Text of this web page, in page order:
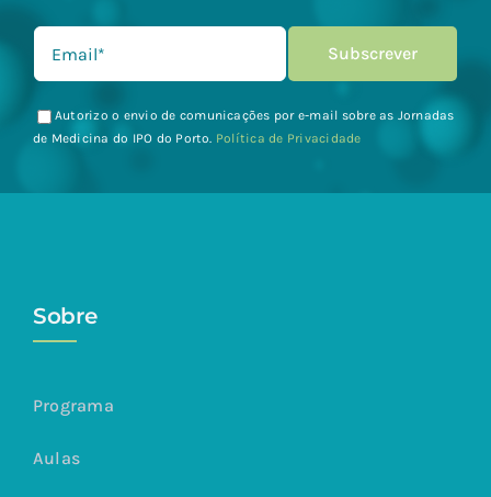
Autorizo o envio de comunicações por e-mail sobre as Jornadas
de Medicina do IPO do Porto. Política de Privacidade
Sobre
Programa
Aulas